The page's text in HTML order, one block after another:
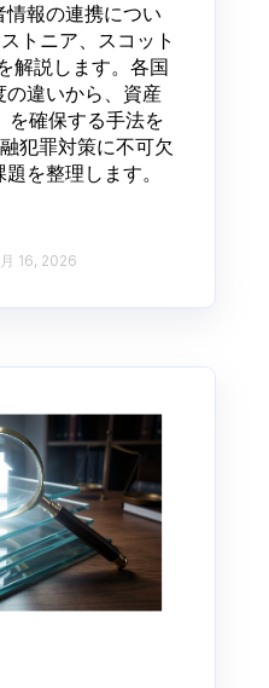
報の連携につい
トニア、スコット
解説します。各国
違いから、資産
を確保する手法を
犯罪対策に不可欠
を整理します。
16, 2026